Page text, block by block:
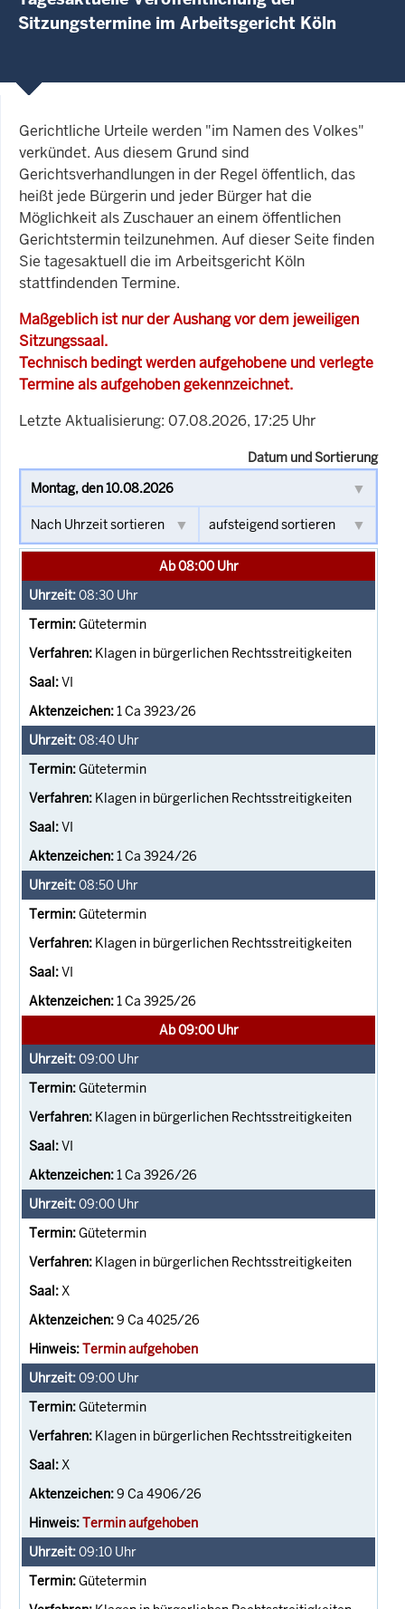
Sitzungstermine im Arbeitsgericht Köln
Gerichtliche Urteile werden "im Namen des Volkes"
verkündet. Aus diesem Grund sind
Gerichtsverhandlungen in der Regel öffentlich, das
heißt jede Bürgerin und jeder Bürger hat die
Möglichkeit als Zuschauer an einem öffentlichen
Gerichtstermin teilzunehmen. Auf dieser Seite finden
Sie tagesaktuell die im Arbeitsgericht Köln
stattfindenden Termine.
Maßgeblich ist nur der Aushang vor dem jeweiligen
Sitzungssaal.
Technisch bedingt werden aufgehobene und verlegte
Termine als aufgehoben gekennzeichnet.
Letzte Aktualisierung: 07.08.2026, 17:25 Uhr
Datum und Sortierung
Ab 08:00 Uhr
08:30 Uhr
Gütetermin
Klagen in bürgerlichen Rechtsstreitigkeiten
VI
1 Ca 3923/26
08:40 Uhr
Gütetermin
Klagen in bürgerlichen Rechtsstreitigkeiten
VI
1 Ca 3924/26
08:50 Uhr
Gütetermin
Klagen in bürgerlichen Rechtsstreitigkeiten
VI
1 Ca 3925/26
Ab 09:00 Uhr
09:00 Uhr
Gütetermin
Klagen in bürgerlichen Rechtsstreitigkeiten
VI
1 Ca 3926/26
09:00 Uhr
Gütetermin
Klagen in bürgerlichen Rechtsstreitigkeiten
X
9 Ca 4025/26
Termin aufgehoben
09:00 Uhr
Gütetermin
Klagen in bürgerlichen Rechtsstreitigkeiten
X
9 Ca 4906/26
Termin aufgehoben
09:10 Uhr
Gütetermin